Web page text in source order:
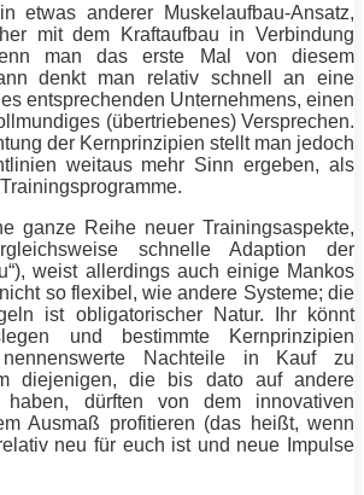
etwas anderer Muskelaufbau-Ansatz,
mit dem Kraftaufbau in Verbindung
man das erste Mal von diesem
denkt man relativ schnell an eine
entsprechenden Unternehmens, einen
(übertriebenes) Versprechen.
der Kernprinzipien stellt man jedoch
weitaus mehr Sinn ergeben, als
ganze Reihe neuer Trainingsaspekte,
schnelle Adaption der
weist allerdings auch einige Mankos
so flexibel, wie andere Systeme; die
ist obligatorischer Natur. Ihr könnt
und bestimmte Kernprinzipien
Nachteile in Kauf zu
diejenigen, die bis dato auf andere
haben, dürften von dem innovativen
Ausmaß profitieren (das heißt, wenn
neu für euch ist und neue Impulse